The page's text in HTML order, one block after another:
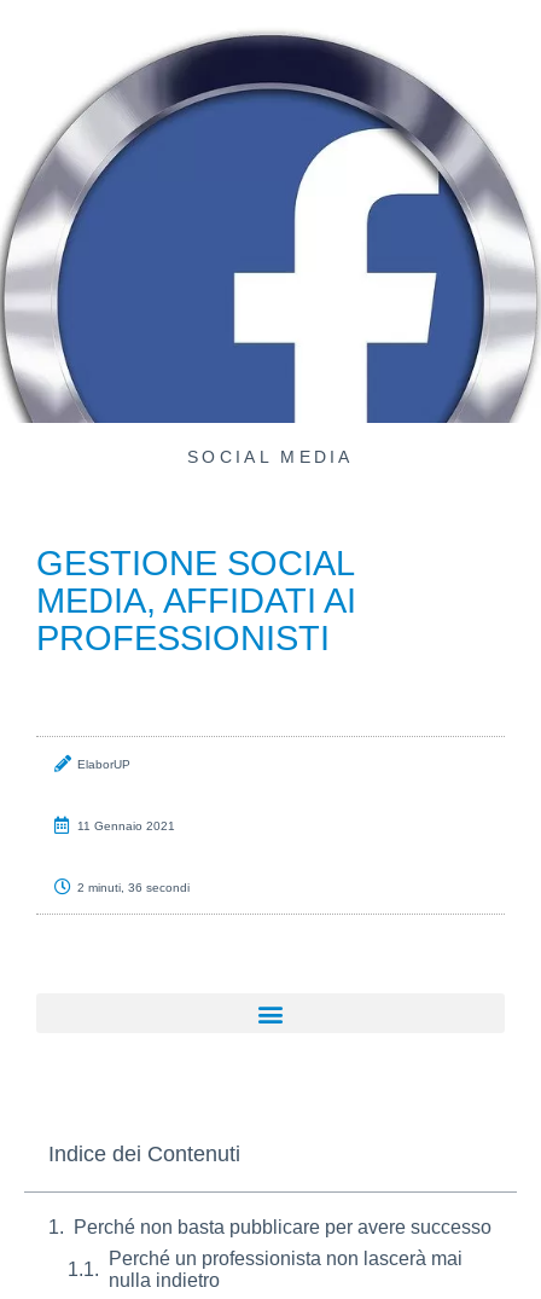
SOCIAL MEDIA
GESTIONE SOCIAL
MEDIA, AFFIDATI AI
PROFESSIONISTI
ElaborUP
11 Gennaio 2021
2 minuti, 36 secondi
Indice dei Contenuti
Perché non basta pubblicare per avere successo
Perché un professionista non lascerà mai
nulla indietro